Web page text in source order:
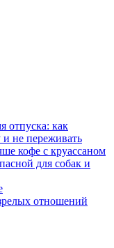
отпуска: как
не переживать
кофе с круассаном
для собак и
отношений